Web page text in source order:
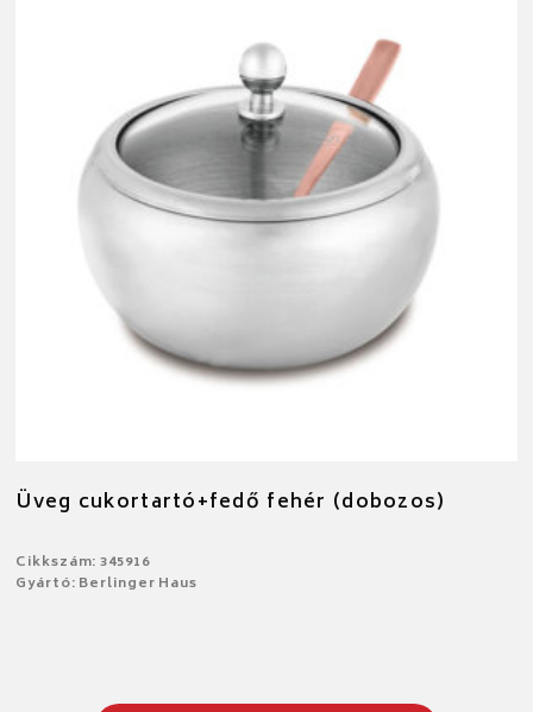
Üveg cukortartó+fedő fehér (dobozos)
Cikkszám: 345916
Gyártó: Berlinger Haus